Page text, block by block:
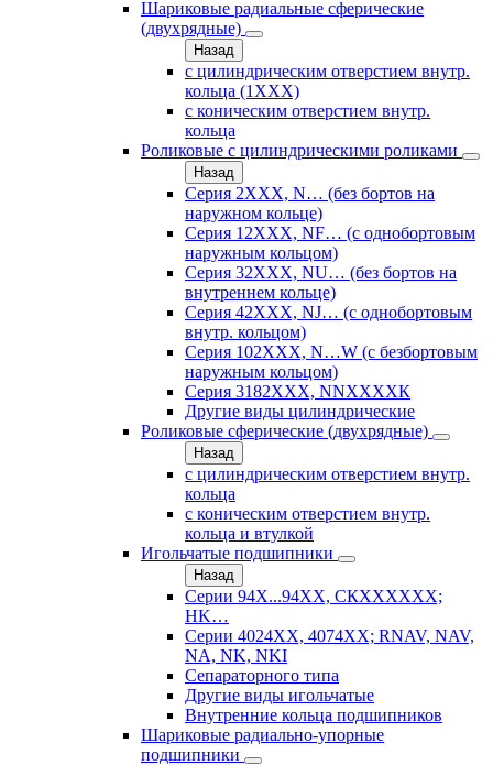
Шариковые радиальные сферические
(двухрядные)
Назад
с цилиндрическим отверстием внутр.
кольца (1ХХХ)
с коническим отверстием внутр.
кольца
Роликовые с цилиндрическими роликами
Назад
Серия 2ХХХ, N… (без бортов на
наружном кольце)
Серия 12ХХХ, NF… (с однобортовым
наружным кольцом)
Серия 32ХХХ, NU… (без бортов на
внутреннем кольце)
Серия 42ХХХ, NJ… (с однобортовым
внутр. кольцом)
Серия 102ХХХ, N…W (с безбортовым
наружным кольцом)
Серия 3182ХХХ, NNХХХХК
Другие виды цилиндрические
Роликовые сферические (двухрядные)
Назад
с цилиндрическим отверстием внутр.
кольца
с коническим отверстием внутр.
кольца и втулкой
Игольчатые подшипники
Назад
Серии 94Х...94ХХ, СКХХХХХХ;
HK…
Серии 4024ХХ, 4074ХХ; RNAV, NAV,
NA, NK, NKI
Сепараторного типа
Другие виды игольчатые
Внутренние кольца подшипников
Шариковые радиально-упорные
подшипники